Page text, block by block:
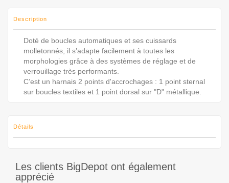
Description
Doté de boucles automatiques et ses cuissards
molletonnés, il s’adapte facilement à toutes les
morphologies grâce à des systèmes de réglage et de
verrouillage très performants.
C’est un harnais 2 points d'accro­chages : 1 point sternal
sur boucles textiles et 1 point dorsal sur "D" métallique.
Détails
Les clients BigDepot ont également
apprécié